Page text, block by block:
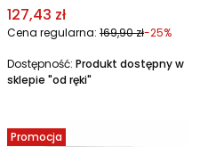
Cena promocyjna
127,43 zł
Cena regularna: 169,90 zł-25%
Dostępność: Produkt dostępny w
sklepie "od ręki"
Promocja